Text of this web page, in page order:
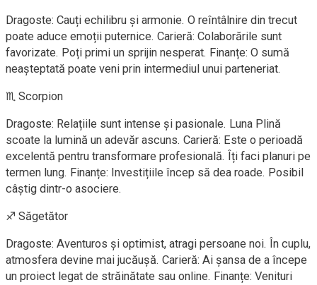
Dragoste: Cauți echilibru și armonie. O reîntâlnire din trecut
poate aduce emoții puternice. Carieră: Colaborările sunt
favorizate. Poți primi un sprijin nesperat. Finanțe: O sumă
neașteptată poate veni prin intermediul unui parteneriat.
♏ Scorpion
Dragoste: Relațiile sunt intense și pasionale. Luna Plină
scoate la lumină un adevăr ascuns. Carieră: Este o perioadă
excelentă pentru transformare profesională. Îți faci planuri pe
termen lung. Finanțe: Investițiile încep să dea roade. Posibil
câștig dintr-o asociere.
♐ Săgetător
Dragoste: Aventuros și optimist, atragi persoane noi. În cuplu,
atmosfera devine mai jucăușă. Carieră: Ai șansa de a începe
un proiect legat de străinătate sau online. Finanțe: Venituri